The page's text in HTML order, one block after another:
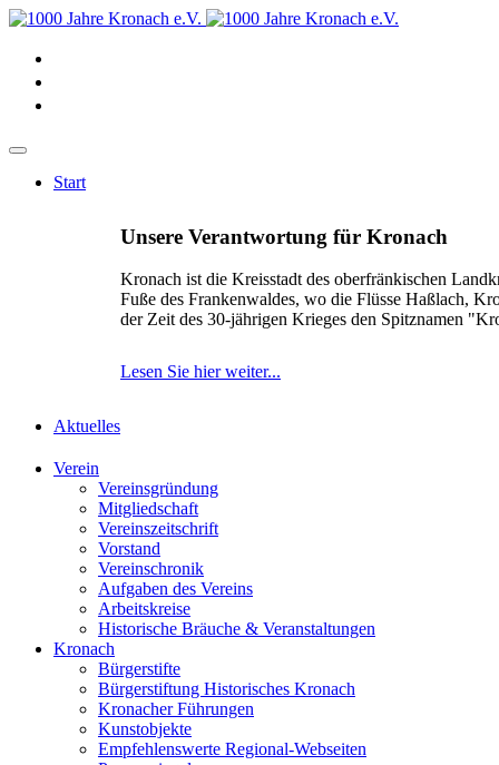
Start
Unsere Verantwortung für Kronach
Kronach ist die Kreisstadt des oberfränkischen
Fuße des Frankenwaldes, wo die Flüsse Haßlach,
der Zeit des 30-jährigen Krieges den Spitznamen
Lesen Sie hier weiter...
Aktuelles
Verein
Vereinsgründung
Mitgliedschaft
Vereinszeitschrift
Vorstand
Vereinschronik
Aufgaben des Vereins
Arbeitskreise
Historische Bräuche & Veranstaltungen
Kronach
Bürgerstifte
Bürgerstiftung Historisches Kronach
Kronacher Führungen
Kunstobjekte
Empfehlenswerte Regional-Webseiten